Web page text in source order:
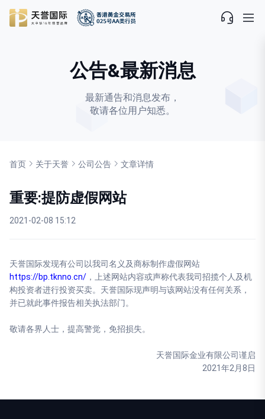
公告&最新消息
最新通告和消息发布，
敬请各位用户知悉。
首页 关于天誉 公司公告 文章详情
重要:提防虚假网站
2021-02-08 15:12
天誉国际发现有公司以我司名义及商标制作虚假网站
https://bp.tknno.cn/ ，上述网站内容或声称代表我司招揽个人及机
构投资者进行投资买卖。天誉国际现声明与该网站没有任何关系，
并已就此事件报告相关执法部门。
敬请各界人士，提高警觉，免招损失。
天誉国际金业有限公司谨启
2021年2月8日